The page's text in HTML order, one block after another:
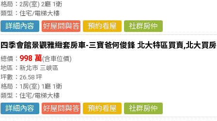
格局：2房(室) 2廳 1衛
類型：住宅/電梯大樓
詳細內容 好屋問與答 預約看屋 社群房仲
四季會館景觀雅緻套房車-三寶爸何俊鋒 北大特區買賣,北大買房
總價： 998 萬(含車位價)
地區：新北市 三峽區
坪數：26.58 坪
格局：1房(室) 1廳 1衛
類型：住宅/電梯大樓
詳細內容 好屋問與答 預約看屋 社群房仲